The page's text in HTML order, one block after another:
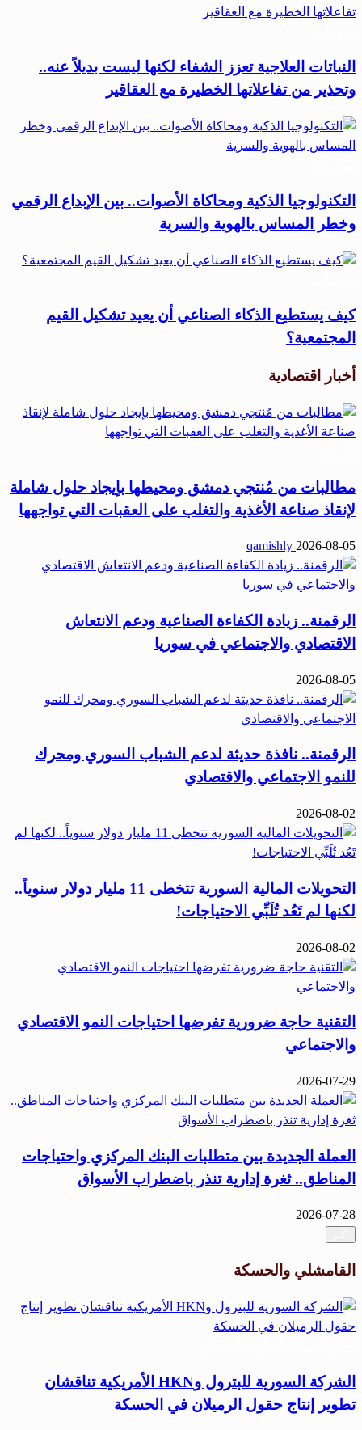
النباتات العلاجية تعزز الشفاء لكنها ليست بديلاً عنه..
وتحذير من تفاعلاتها الخطيرة مع العقاقير
التكنولوجيا الذكية ومحاكاة الأصوات.. بين الإبداع الرقمي
وخطر المساس بالهوية والسرية
كيف يستطيع الذكاء الصناعي أن يعيد تشكيل القيم
المجتمعية؟
أخبار اقتصادية
مطالبات من مُنتجي دمشق ومحيطها بإيجاد حلول شاملة
لإنقاذ صناعة الأغذية والتغلب على العقبات التي تواجهها
qamishly 2026-08-05
الرقمنة.. زيادة الكفاءة الصناعية ودعم الانتعاش
الاقتصادي والاجتماعي في سوريا
2026-08-05
الرقمنة.. نافذة حديثة لدعم الشباب السوري ومحرك
للنمو الاجتماعي والاقتصادي
2026-08-02
التحويلات المالية السورية تتخطى 11 مليار دولار سنوياً..
لكنها لم تَعُد تُلَبِّي الاحتياجات!
2026-08-02
التقنية حاجة ضرورية تفرضها احتياجات النمو الاقتصادي
والاجتماعي
2026-07-29
العملة الجديدة بين متطلبات البنك المركزي واحتياجات
المناطق.. ثغرة إدارية تنذر باضطراب الأسواق
2026-07-28
القامشلي والحسكة
الشركة السورية للبترول وHKN الأمريكية تناقشان
تطوير إنتاج حقول الرميلان في الحسكة